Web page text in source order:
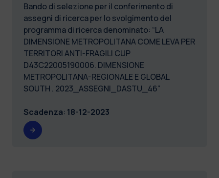
Bando di selezione per il conferimento di
assegni di ricerca per lo svolgimento del
programma di ricerca denominato: “LA
DIMENSIONE METROPOLITANA COME LEVA PER
TERRITORI ANTI-FRAGILI CUP
D43C22005190006. DIMENSIONE
METROPOLITANA-REGIONALE E GLOBAL
SOUTH . 2023_ASSEGNI_DASTU_46”
Scadenza: 18-12-2023